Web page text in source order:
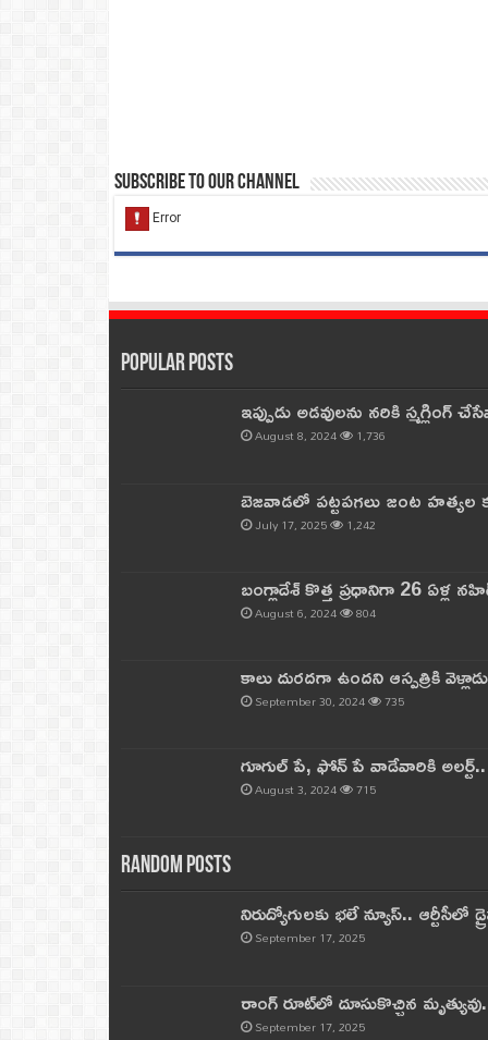
Subscribe to our Channel
Popular Posts
ఇప్పుడు అడవులను నరికి
August 8, 2024 1,736
బెజవాడలో పట్టపగలు జంట
July 17, 2025 1,242
బంగ్లాదేశ్ కొత్త ప్రధానిగా 26 ఏళ్ల
August 6, 2024 804
కాలు దురదగా ఉందని ఆస్పత్రికి
September 30, 2024 735
గూగుల్ పే, ఫోన్ పే వాడేవారికి
August 3, 2024 715
Random Posts
నిరుద్యోగులకు భలే న్యూస్.. ఆర్టీసీలో
September 17, 2025
రాంగ్ రూట్‌లో దూసుకొచ్చిన
September 17, 2025